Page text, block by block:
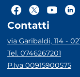
Contatti
via Garibaldi, 114 -
Tel. 0746267201
P.Iva 00915900575